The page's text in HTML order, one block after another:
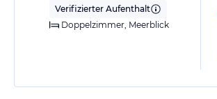
Verifizierter Aufenthalt
Doppelzimmer, Meerblick